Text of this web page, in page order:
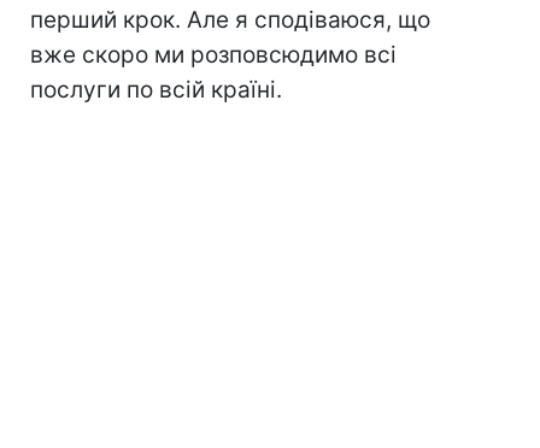
перший крок. Але я сподіваюся, що
вже скоро ми розповсюдимо всі
послуги по всій країні.